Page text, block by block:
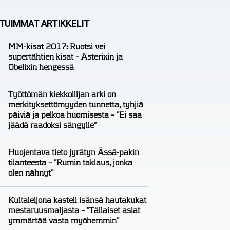
ARTIKKELIT
MM-kisat 2017: Ruotsi vei
supertähtien kisat – Asterixin ja
Obelixin hengessä
Työttömän kiekkoilijan arki on
merkityksettömyyden tunnetta, tyhjiä
päiviä ja pelkoa huomisesta – ”Ei saa
jäädä raadoksi sängylle”
Huojentava tieto jyrätyn Ässä-pakin
tilanteesta – ”Rumin taklaus, jonka
olen nähnyt”
Kultaleijona kasteli isänsä hautakukat
mestaruusmaljasta – ”Tällaiset asiat
ymmärtää vasta myöhemmin”